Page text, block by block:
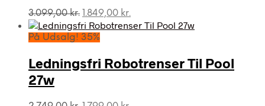
3.099,00kr. Den
oprindelige
pris
3.099,00 kr..
1.849,00 kr.
aktuelle
1.849,00 kr..
På Udsalg! 35%
Ledningsfri Robotrenser Til Pool
27w